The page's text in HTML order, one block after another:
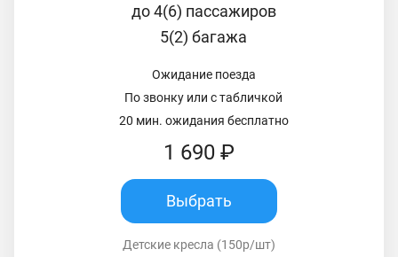
до 4(6) пассажиров
5(2) багажа
Ожидание поезда
По звонку или с табличкой
20 мин. ожидания бесплатно
1 690 ₽
Выбрать
Детские кресла (150р/шт)